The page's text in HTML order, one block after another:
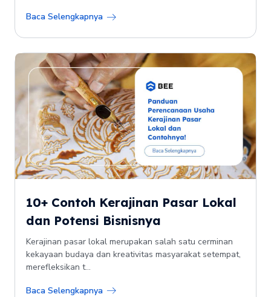
Baca Selengkapnya
10+ Contoh Kerajinan Pasar Lokal
dan Potensi Bisnisnya
Kerajinan pasar lokal merupakan salah satu cerminan
kekayaan budaya dan kreativitas masyarakat setempat,
merefleksikan t...
Baca Selengkapnya